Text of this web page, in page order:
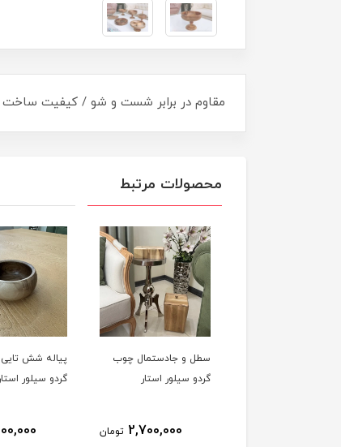
مقاوم در برابر شست و شو / کیفیت ساخت
محصولات مرتبط
پیاله شش تایی چوب
گردو سیلور استار
1,500,000 تومان
پیش دستی
چوب گردو